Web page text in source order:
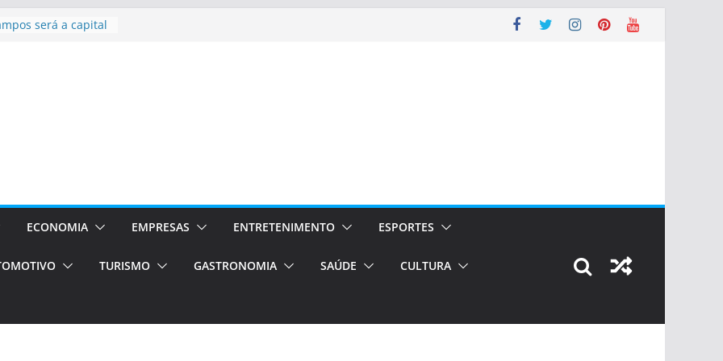
para o segundo
de volta!
Orientados
de transfer,
de alto padrão
ECONOMIA EMPRESAS ENTRETENIMENTO ESPORTES
TURISMO GASTRONOMIA SAÚDE CULTURA